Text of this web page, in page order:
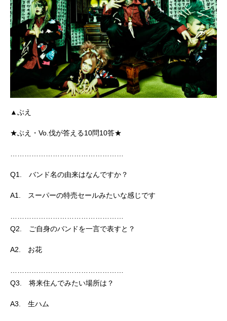
▲ぶえ
★ぶえ・Vo.伐が答える10問10答★
Q1. バンド名の由来はなんですか？
A1. スーパーの特売セールみたいな感じです
Q2. ご自身のバンドを一言で表すと？
A2. お花
Q3. 将来住んでみたい場所は？
A3. 生ハム